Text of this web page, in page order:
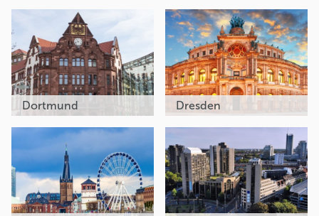
Dortmund Dresden